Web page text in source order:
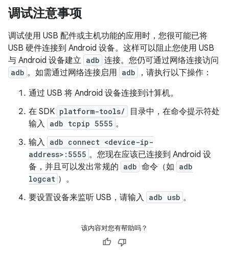
调试注意事项
调试使用 USB 配件或主机功能的应用时，您很可能已将
USB 硬件连接到 Android 设备。这样可以阻止您使用 USB
与 Android 设备建立 adb 连接。您仍可通过网络连接访问
adb 。如需通过网络连接启用 adb
，请执行以下操作：
通过 USB 将 Android 设备连接到计算机。
在 SDK platform-tools/
目录中，在命令提示符处
输入 adb tcpip 5555 。
输入 adb connect <device-ip-
address>:5555 。您现在应该已连接到 Android 设
备，并且可以发出常规的 adb 命令（如 adb
logcat ）。
要设置设备来监听 USB，请输入 adb usb 。
该内容对您有帮助吗？